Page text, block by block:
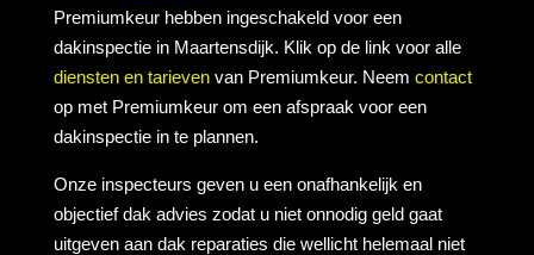
Premiumkeur hebben ingeschakeld voor een
dakinspectie in Maartensdijk. Klik op de link voor alle
diensten en tarievenvan Premiumkeur. Neem contact
op met Premiumkeur om een afspraak voor een
dakinspectie in te plannen.
Onze inspecteurs geven u een onafhankelijk en
objectief dak advies zodat u niet onnodig geld gaat
uitgeven aan dak reparaties die wellicht helemaal niet